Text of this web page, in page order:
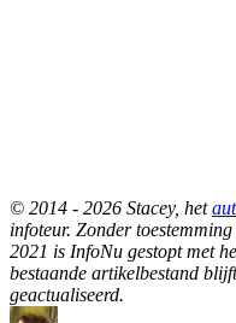
© 2014 - 2026 Stacey, het
infoteur. Zonder
2021 is InfoNu gestopt met
bestaande artikelbestand
geactualiseerd.